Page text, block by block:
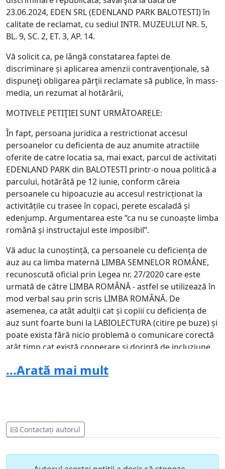
23.06.2024, EDEN SRL (EDENLAND PARK BALOTESTI) în
calitate de reclamat, cu sediul INTR. MUZEULUI NR. 5,
BL. 9, SC. 2, ET. 3, AP. 14.
Vă solicit ca, pe lângă constatarea faptei de
discriminare și aplicarea amenzii contravenţionale, să
dispuneţi obligarea părţii reclamate să publice, în mass-
media, un rezumat al hotărârii,
MOTIVELE PETIŢIEI SUNT URMĂTOARELE:
În fapt, persoana juridica a restrictionat accesul
persoanelor cu deficienta de auz anumite atractiile
oferite de catre locatia sa, mai exact, parcul de activitati
EDENLAND PARK din BALOTESTI printr-o noua politică a
parcului, hotărâtă pe 12 iunie, conform căreia
persoanele cu hipoacuzie au accesul restricționat la
activitățile cu trasee în copaci, perete escaladă și
edenjump. Argumentarea este “ca nu se cunoaște limba
română și instructajul este imposibil”.
Vă aduc la cunoștință, ca persoanele cu deficiența de
auz au ca limba maternă LIMBA SEMNELOR ROMÂNE,
recunoscută oficial prin Legea nr. 27/2020 care este
urmată de către LIMBA ROMÂNĂ - astfel se utilizează în
mod verbal sau prin scris LIMBA ROMÂNĂ. De
asemenea, ca atât adulții cat și copiii cu deficiența de
auz sunt foarte buni la LABIOLECTURA (citire pe buze) și
poate exista fără nicio problemă o comunicare corectă
atât timp cat există cooperare și dorință de incluziune.
Totodată, în temeiul Legii nr. 448/2006 toate instituțiile,
atât private, cat și de stat, au obligația de a asigura un
Indiferent de dizabilitate, toți copii au dreptul la
egalitate de șanse și incluziune în activitățile sociale,
...Arată mai mult
Contactați autorul